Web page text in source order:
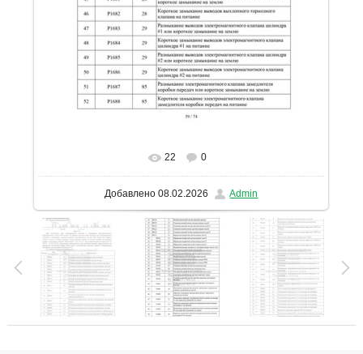
В реальном размере 1131x1600
22 0
Добавлено 08.02.2026 Admin